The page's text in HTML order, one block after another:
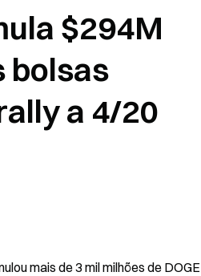
$294M
bolsas
a 4/20
mais de 3 mil milhões de DOGE